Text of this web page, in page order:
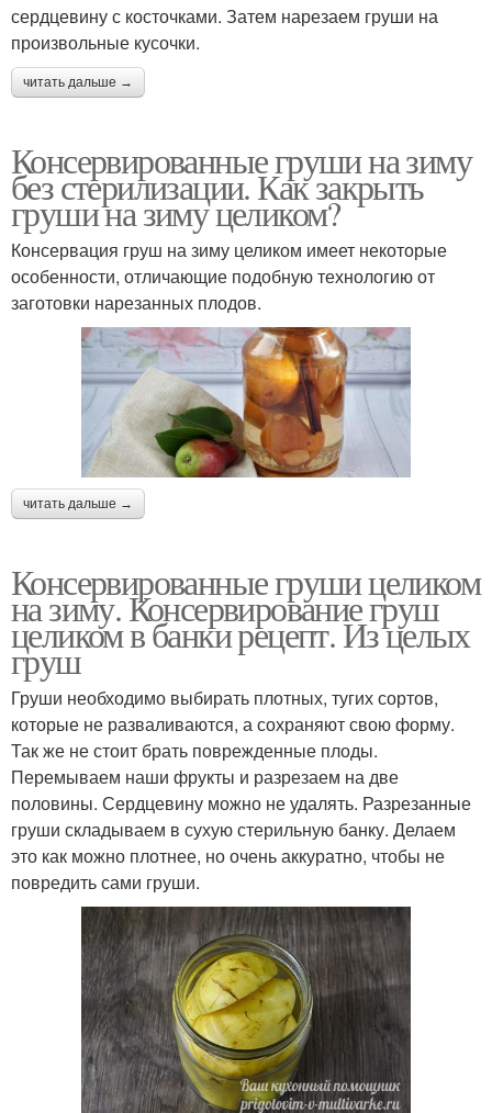
сердцевину с косточками. Затем нарезаем груши на
произвольные кусочки.
читать дальше →
Консервированные груши на зиму
без стерилизации. Как закрыть
груши на зиму целиком?
Консервация груш на зиму целиком имеет некоторые
особенности, отличающие подобную технологию от
заготовки нарезанных плодов.
читать дальше →
Консервированные груши целиком
на зиму. Консервирование груш
целиком в банки рецепт. Из целых
груш
Груши необходимо выбирать плотных, тугих сортов,
которые не разваливаются, а сохраняют свою форму.
Так же не стоит брать поврежденные плоды.
Перемываем наши фрукты и разрезаем на две
половины. Сердцевину можно не удалять. Разрезанные
груши складываем в сухую стерильную банку. Делаем
это как можно плотнее, но очень аккуратно, чтобы не
повредить сами груши.